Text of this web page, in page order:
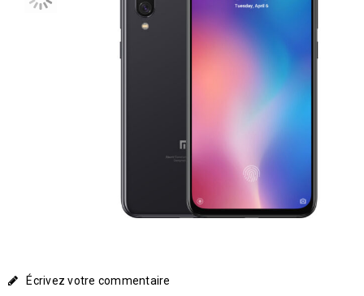
Écrivez votre commentaire